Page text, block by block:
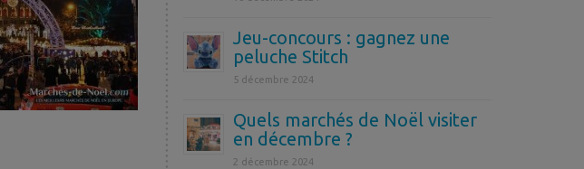
Jeu-concours : gagnez une
peluche Stitch
5 décembre 2024
Quels marchés de Noël visiter
en décembre ?
2 décembre 2024